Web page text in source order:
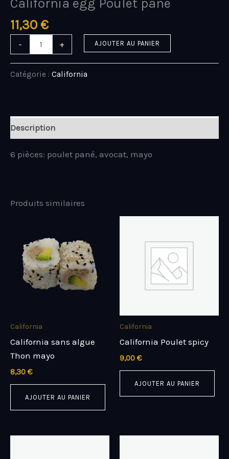
California egg Poulet pané
11,30 €
- + AJOUTER AU PANIER
Catégorie : California
Description
6 pièces: poulet pané, avocat, mayo
Produits similaires
California
California sans algue
Thon mayo
8,30 €
AJOUTER AU PANIER
California
California Poulet spicy
9,00 €
AJOUTER AU PANIER